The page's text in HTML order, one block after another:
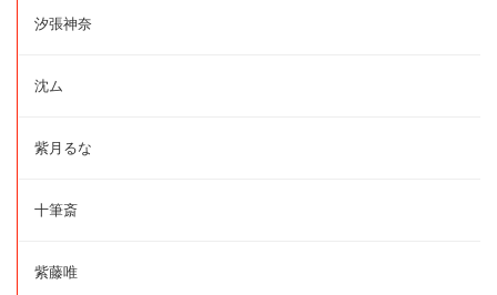
汐張神奈
沈ム
紫月るな
十筆斎
紫藤唯